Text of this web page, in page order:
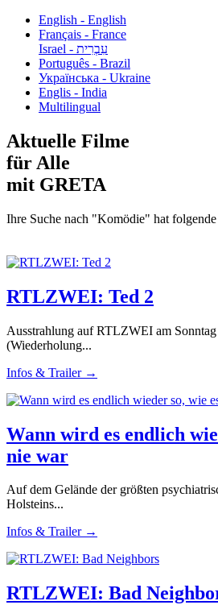
English - English
Français - France
עִבְרִית - Israel
Português - Brazil
Українська - Ukraine
Englis - India
Multilingual
Aktuelle Filme
für Alle
mit GRETA
Ihre Suche nach "Komödie" hat
RTLZWEI: Ted 2
Ausstrahlung auf RTLZWEI am
(Wiederholung...
Infos & Trailer →
Wann wird es endlich
nie war
Auf dem Gelände der größten
Holsteins...
Infos & Trailer →
RTLZWEI: Bad